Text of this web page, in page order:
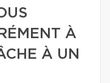
À
À UN